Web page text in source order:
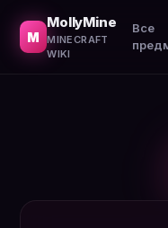
M
MollyMine
MINECRAFT
WIKI
Все